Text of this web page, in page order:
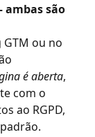
ambas são
GTM ou no
é aberta,
com o
ao RGPD,